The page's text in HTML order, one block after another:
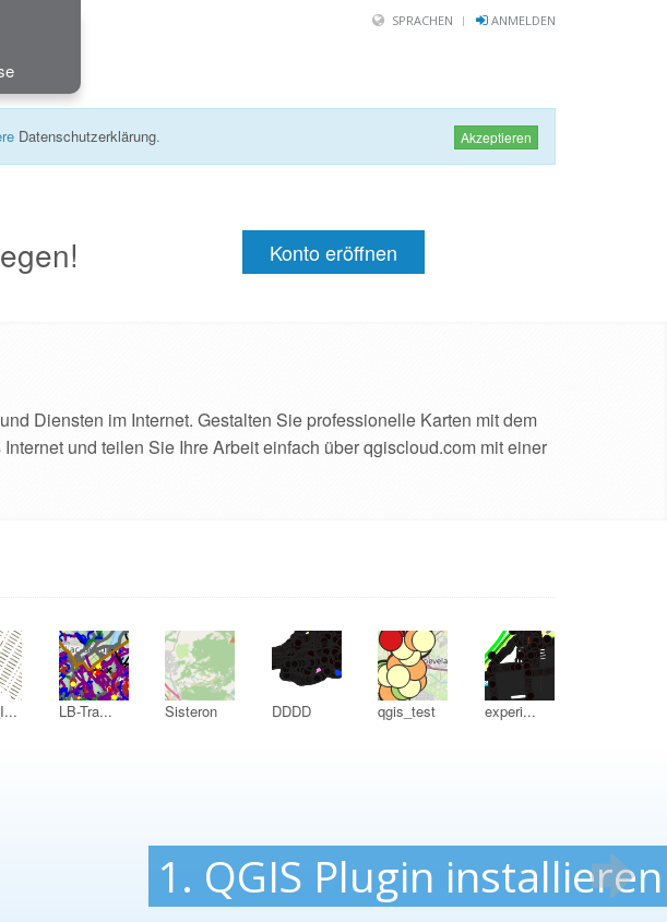
SPRACHEN ANMELDEN
Datenschutzerklärung. Akzeptieren
Konto eröffnen
Diensten im Internet. Gestalten Sie professionelle Karten mit dem
und teilen Sie Ihre Arbeit einfach über qgiscloud.com mit einer
LB-Tra... Sisteron DDDD qgis_test experi...